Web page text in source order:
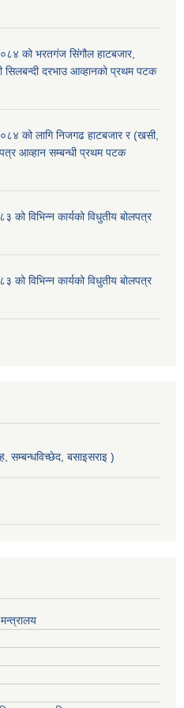
को भरतगंज सिंगौल हाटबजार,
सिलबन्दी दरभाउ आव्हानको प्रथम पटक
को लागि निजगढ हाटबजार र (खसी,
आव्हान सम्बन्धी प्रथम पटक
विभिन्न कार्यको विधुतीय बोलपत्र
विभिन्न कार्यको विधुतीय बोलपत्र
सम्बन्धविच्छेद, बसाइसराइ )